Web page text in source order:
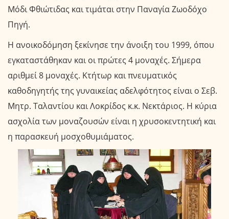
Μόδι Φθιώτιδας και τιμάται στην Παναγία Ζωοδόχο
Πηγή.
Η ανοικοδόμηση ξεκίνησε την άνοιξη του 1999, όπου
εγκαταστάθηκαν και οι πρώτες 4 μοναχές. Σήμερα
αριθμεί 8 μοναχές. Κτήτωρ και πνευματικός
καθοδηγητής της γυναικείας αδελφότητος είναι ο Σεβ.
Μητρ. Ταλαντίου και Λοκρίδος κ.κ. Νεκτάριος. Η κύρια
ασχολία των μοναζουσών είναι η χρυσοκεντητική και
η παρασκευή μοσχοθυμιάματος.